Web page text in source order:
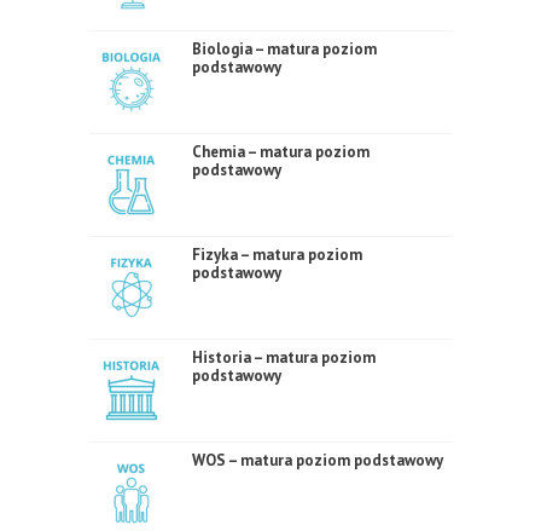
Biologia – matura poziom
podstawowy
Chemia – matura poziom
podstawowy
Fizyka – matura poziom
podstawowy
Historia – matura poziom
podstawowy
WOS – matura poziom podstawowy